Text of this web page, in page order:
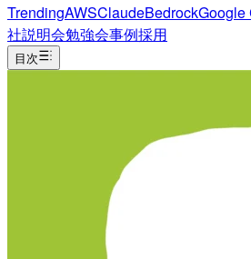
TrendingAWSClaudeBedrockGoogle
社説明会勉強会事例採用
目次